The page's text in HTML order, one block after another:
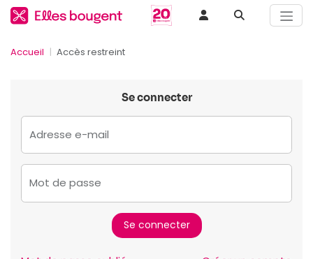
Accueil Accès restreint
Se connecter
Adresse e-mail
Mot de passe